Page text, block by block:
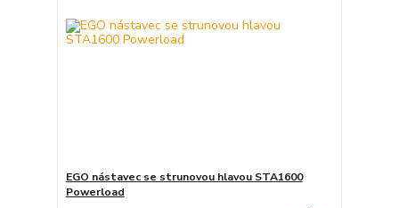
EGO nástavec se strunovou hlavou STA1600
Powerload